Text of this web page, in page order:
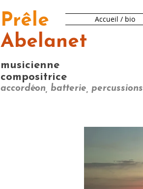
Accueil / bio
Prêle
Abelanet
musicienne
compositrice
accordéon, batterie, percussions